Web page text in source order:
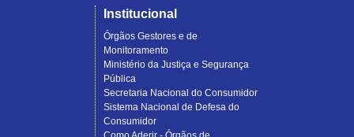
Institucional
Órgãos Gestores e de
Monitoramento
Ministério da Justiça e Segurança
Pública
Secretaria Nacional do Consumidor
Sistema Nacional de Defesa do
Consumidor